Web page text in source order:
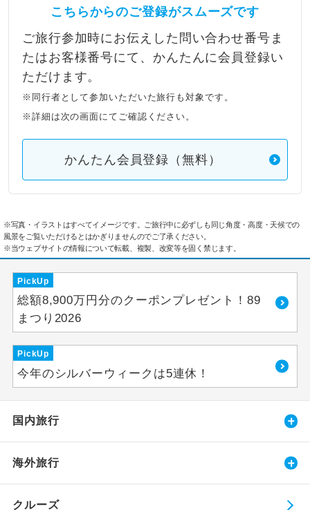
こちらからのご登録がスムーズです
ご旅行参加時にお伝えした問い合わせ番号ま
たはお客様番号にて、かんたんに会員登録い
ただけます。
※同行者として参加いただいた旅行も対象です。
※詳細は次の画面にてご確認ください。
かんたん会員登録（無料）
※写真・イラストはすべてイメージです。ご旅行中に必ずしも同じ角度・高度・天候での
風景をご覧いただけるとはかぎりませんのでご了承ください。
※当ウェブサイトの情報について転載、複製、改変等を固く禁じます。
PickUp
総額8,900万円分のクーポンプレゼント！89
まつり2026
PickUp
今年のシルバーウィークは5連休！
国内旅行
海外旅行
クルーズ